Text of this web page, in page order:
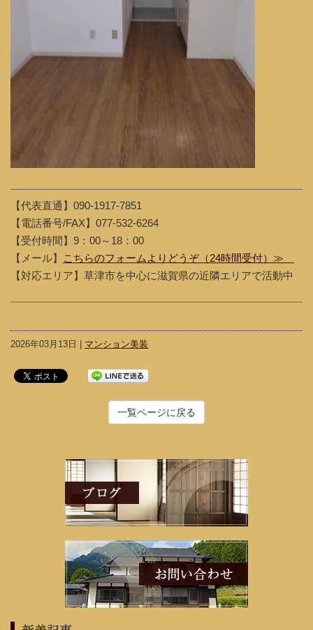
【代表直通】090-1917-7851
【電話番号/FAX】077-532-6264
【受付時間】9：00～18：00
【メール】
こちらのフォームよりどうぞ（24時間受付）≫
【対応エリア】草津市を中心に滋賀県の近隣エリアで活動中
2026年03月13日 | マンション美装
一覧ページに戻る